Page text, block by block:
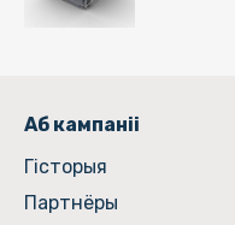
Аб кампаніі
Гiсторыя
Партнёры